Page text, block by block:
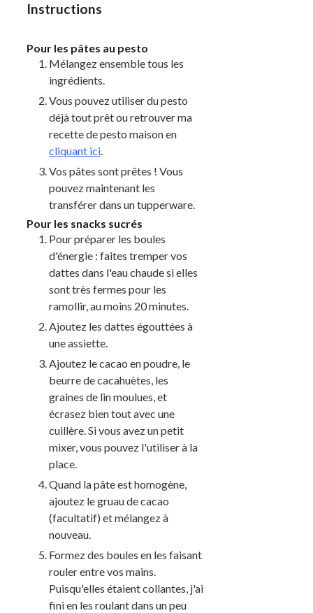
Instructions
Pour les pâtes au pesto
Mélangez ensemble tous les
ingrédients.
Vous pouvez utiliser du pesto
déjà tout prêt ou retrouver ma
recette de pesto maison en
cliquant ici
Vos pâtes sont prêtes ! Vous
pouvez maintenant les
transférer dans un tupperware.
Pour les snacks sucrés
Pour préparer les boules
d'énergie : faites tremper vos
dattes dans l'eau chaude si elles
sont très fermes pour les
ramollir, au moins 20 minutes.
Ajoutez les dattes égouttées à
une assiette.
Ajoutez le cacao en poudre, le
beurre de cacahuètes, les
graines de lin moulues, et
écrasez bien tout avec une
cuillère. Si vous avez un petit
mixer, vous pouvez l'utiliser à la
place.
Quand la pâte est homogène,
ajoutez le gruau de cacao
(facultatif) et mélangez à
nouveau.
Formez des boules en les faisant
rouler entre vos mains.
Puisqu'elles étaient collantes, j'ai
fini en les roulant dans un peu